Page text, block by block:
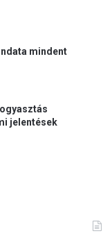
mindent
jelentések